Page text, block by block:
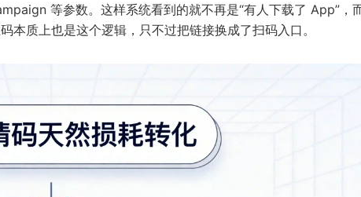
等参数。这样系统看到的就不再是“有人下载了 App”，
本质上也是这个逻辑，只不过把链接换成了扫码入口。